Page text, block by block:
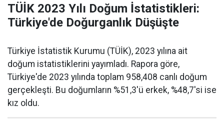
TÜİK 2023 Yılı Doğum İstatistikleri:
Türkiye'de Doğurganlık Düşüşte
Türkiye İstatistik Kurumu (TÜİK), 2023 yılına ait
doğum istatistiklerini yayımladı. Rapora göre,
Türkiye'de 2023 yılında toplam 958,408 canlı doğum
gerçekleşti. Bu doğumların %51,3'ü erkek, %48,7'si ise
kız oldu.